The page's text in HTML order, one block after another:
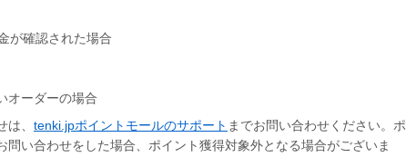
が確認された場合
オーダーの場合
、 tenki.jpポイントモールのサポート までお問い合わせください。ポ
問い合わせをした場合、ポイント獲得対象外となる場合がございま